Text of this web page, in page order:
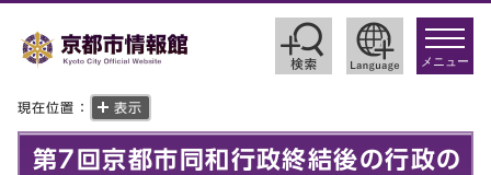
toggle
メニュー
現在位置： 表示
第7回京都市同和行政終結後の行政の